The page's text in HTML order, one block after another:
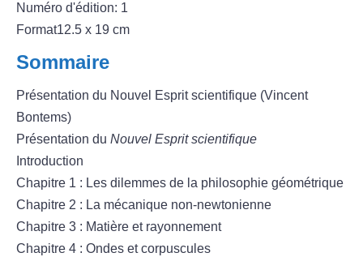
Numéro d'édition: 1
Format12.5 x 19 cm
Sommaire
Présentation du Nouvel Esprit scientifique (Vincent
Bontems)
Présentation du Nouvel Esprit scientifique
Introduction
Chapitre 1 : Les dilemmes de la philosophie géométrique
Chapitre 2 : La mécanique non-newtonienne
Chapitre 3 : Matière et rayonnement
Chapitre 4 : Ondes et corpuscules